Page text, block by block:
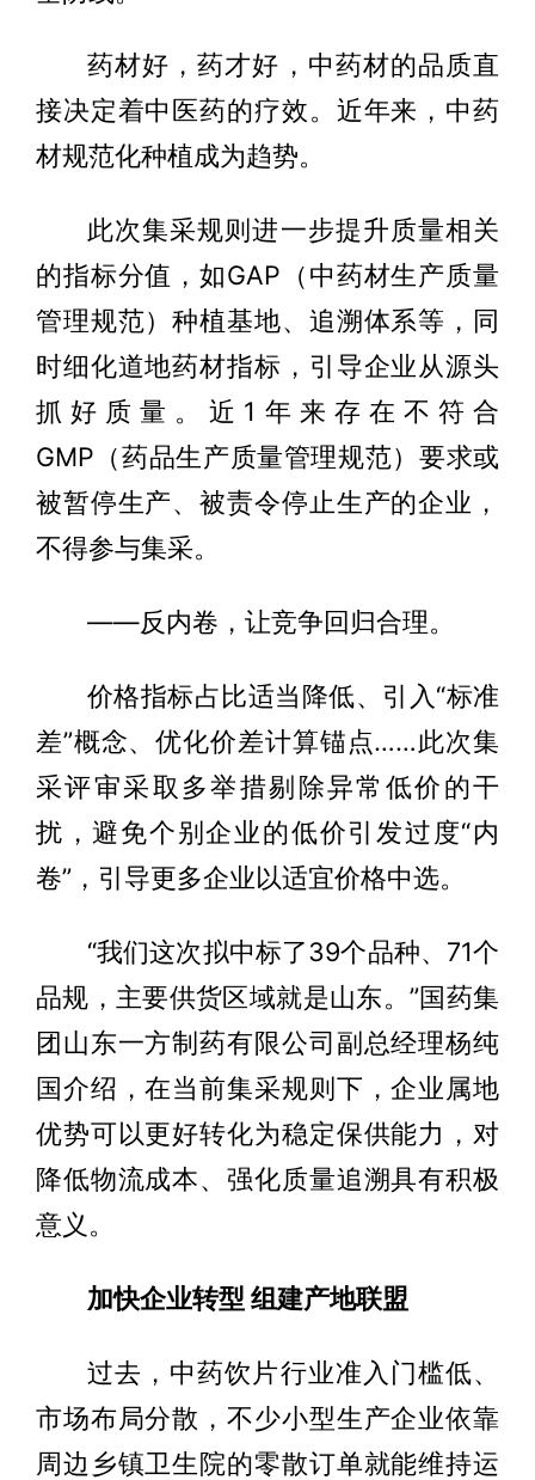
药材好，药才好，中药材的品质直
接决定着中医药的疗效。近年来，中药
材规范化种植成为趋势。
此次集采规则进一步提升质量相关
的指标分值，如GAP（中药材生产质量
管理规范）种植基地、追溯体系等，同
时细化道地药材指标，引导企业从源头
抓好质量。近1年来存在不符合
GMP（药品生产质量管理规范）要求或
被暂停生产、被责令停止生产的企业，
不得参与集采。
——反内卷，让竞争回归合理。
价格指标占比适当降低、引入“标准
差”概念、优化价差计算锚点……此次集
采评审采取多举措剔除异常低价的干
扰，避免个别企业的低价引发过度“内
卷”，引导更多企业以适宜价格中选。
“我们这次拟中标了39个品种、71个
品规，主要供货区域就是山东。”国药集
团山东一方制药有限公司副总经理杨纯
国介绍，在当前集采规则下，企业属地
优势可以更好转化为稳定保供能力，对
降低物流成本、强化质量追溯具有积极
意义。
加快企业转型 组建产地联盟
过去，中药饮片行业准入门槛低、
市场布局分散，不少小型生产企业依靠
周边乡镇卫生院的零散订单就能维持运